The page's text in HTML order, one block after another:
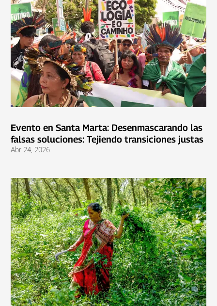
Evento en Santa Marta: Desenmascarando las
falsas soluciones: Tejiendo transiciones justas
Abr 24, 2026